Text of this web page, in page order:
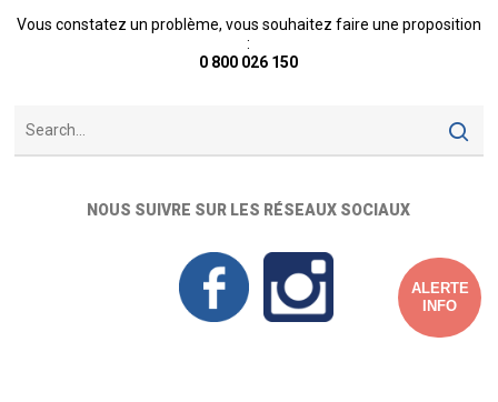
Vous constatez un problème, vous souhaitez faire une proposition
:
0 800 026 150
NOUS SUIVRE SUR LES RÉSEAUX SOCIAUX
ALERTE
INFO